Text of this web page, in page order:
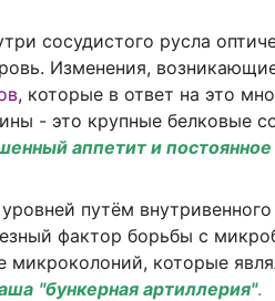
сосудистого русла
Изменения,
, которые в ответ на это
- это крупные белковые
аппетит и
путём
фактор борьбы с
микроколоний, которые
"бункерная артиллерия".